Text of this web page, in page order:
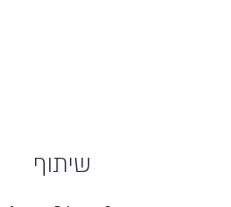
שיתוף